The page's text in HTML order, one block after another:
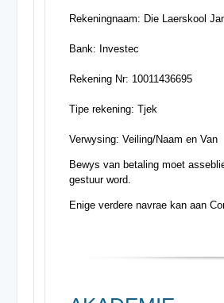
Rekeningnaam: Die Laerskool
Bank: Investec
Rekening Nr: 10011436695
Tipe rekening: Tjek
Verwysing: Veiling/Naam en Van
Bewys van betaling moet
gestuur word.
Enige verdere navrae kan aan